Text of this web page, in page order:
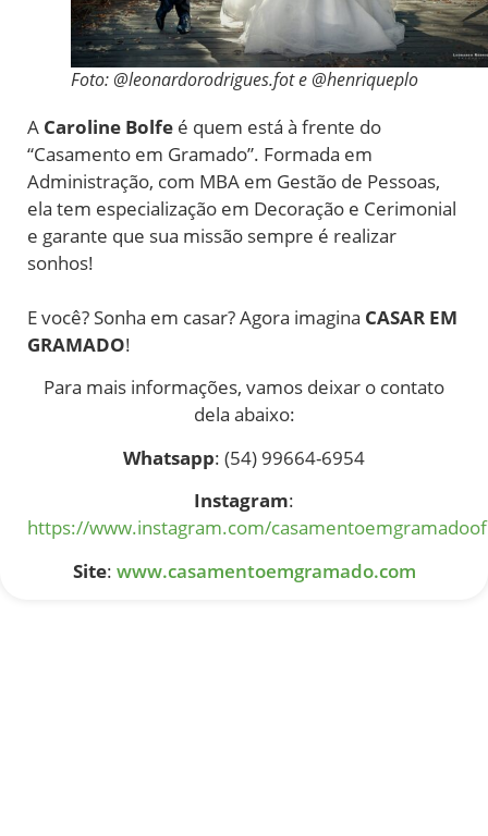
Foto: @leonardorodrigues.fot e @henriqueplo
A Caroline Bolfe é quem está à frente do
“Casamento em Gramado”. Formada em
Administração, com MBA em Gestão de Pessoas,
ela tem especialização em Decoração e Cerimonial
e garante que sua missão sempre é realizar
sonhos!
E você? Sonha em casar? Agora imagina CASAR EM
GRAMADO!
Para mais informações, vamos deixar o contato
dela abaixo:
Whatsapp: (54) 99664-6954
Instagram:
https://www.instagram.com/
Site: www.casamentoemgramado.com